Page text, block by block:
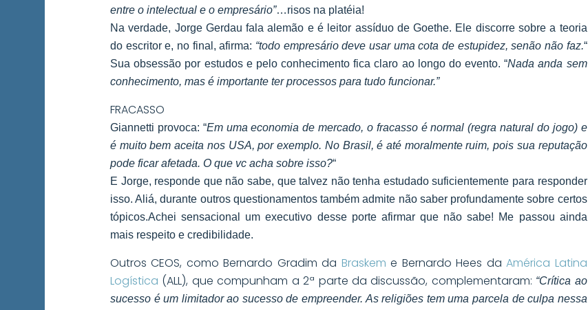
entre o intelectual e o empresário”…risos na platéia!
Na verdade, Jorge Gerdau fala alemão e é leitor assíduo de Goethe. Ele discorre sobre a teoria
do escritor e, no final, afirma: “todo empresário deve usar uma cota de estupidez, senão não faz.“
Sua obsessão por estudos e pelo conhecimento fica claro ao longo do evento. “Nada anda sem
conhecimento, mas é importante ter processos para tudo funcionar.”
FRACASSO
Giannetti provoca: “Em uma economia de mercado, o fracasso é normal (regra natural do jogo) e
é muito bem aceita nos USA, por exemplo. No Brasil, é até moralmente ruim, pois sua reputação
pode ficar afetada. O que vc acha sobre isso?“
E Jorge, responde que não sabe, que talvez não tenha estudado suficientemente para responder
isso. Aliá, durante outros questionamentos também admite não saber profundamente sobre certos
tópicos.Achei sensacional um executivo desse porte afirmar que não sabe! Me passou ainda
mais respeito e credibilidade.
Outros CEOS, como Bernardo Gradim da Braskeme Bernardo Hees daAmérica Latina
Logística (ALL), que compunham a 2ª parte da discussão, complementaram: “Crítica ao
sucesso é um limitador ao sucesso de empreender. As religiões tem uma parcela de culpa nessa